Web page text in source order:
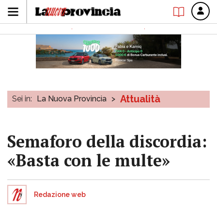
Sei in: La Nuova Provincia > Attualità
Semaforo della discordia:
«Basta con le multe»
Redazione web